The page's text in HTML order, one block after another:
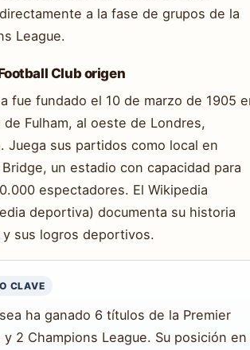
a la fase de grupos de la
League.
Club origen
fue fundado el 10 de marzo de 1905
Fulham, al oeste de Londres,
Juega sus partidos como local en
un estadio con capacidad para
espectadores. El Wikipedia
deportiva) documenta su historia
sus logros deportivos.
CLAVE
ha ganado 6 títulos de la Premier
y 2 Champions League. Su posición en